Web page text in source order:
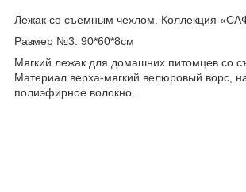
Лежак со съемным чехлом. Коллекция
Размер №3: 90*60*8см
Мягкий лежак для домашних питомцев со
Материал верха-мягкий велюровый ворс,
полиэфирное волокно.